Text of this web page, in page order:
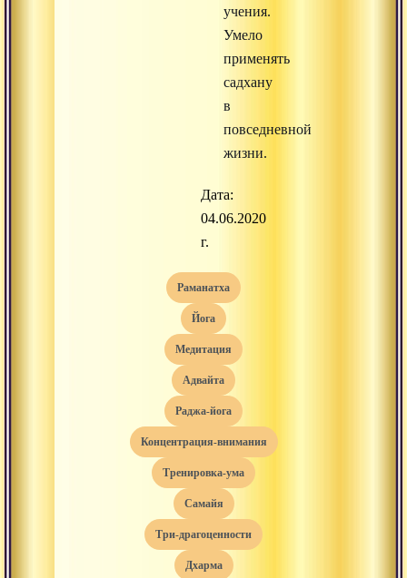
учения.
Умело
применять
садхану
в
повседневной
жизни.
Дата:
04.06.2020
г.
раманатха
йога
медитация
адвайта
раджа-йога
концентрация-внимания
тренировка-ума
самайя
три-драгоценности
дхарма